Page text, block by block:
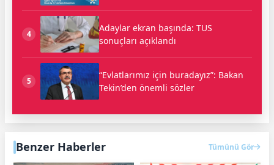
4
Adaylar ekran başında: TUS
sonuçları açıklandı
5
“Evlatlarımız için buradayız”: Bakan
Tekin’den önemli sözler
Benzer Haberler Tümünü Gör